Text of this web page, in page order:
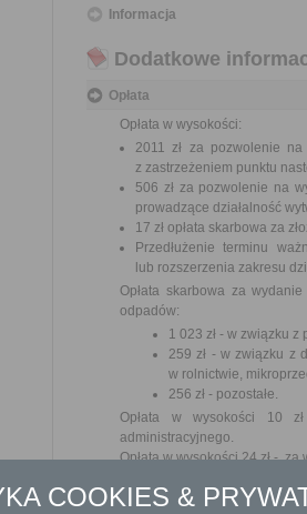
Informacja
Dodatkowe
Opłata
Opłata w wysokości:
2011 zł za pozwolenie
z zastrzeżeniem punktu
506 zł za pozwolenie na
prowadzące działalność
17 zł opłata skarbowa za
Przedłużenie terminu
lub rozszerzenia zakresu
Opłata skarbowa za
odpadów:
1 023 zł - w związku
259 zł - w związku z
w rolnictwie,
256 zł - pozostałe.
Opłata w wysokości 10
administracyjnego.
Opłata w wysokości 24 zł -
Tryb odwoławczy
COOKIES &